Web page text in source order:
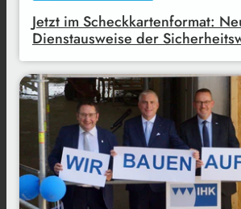
Jetzt im Scheckkartenformat:
Dienstausweise der